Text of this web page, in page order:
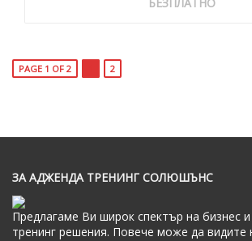
PAGE 1 OF 2 2
ЗА АДЖЕНДА ТРЕНИНГ СОЛЮШЪНС
Предлагаме Ви широк спектър на бизнес
тренинг решения. Повече може да видите